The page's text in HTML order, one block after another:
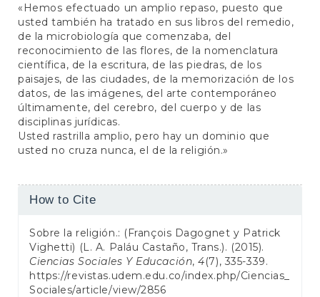
«Hemos efectuado un amplio repaso, puesto que
usted también ha tratado en sus libros del remedio,
de la microbiología que comenzaba, del
reconocimiento de las flores, de la nomenclatura
científica, de la escritura, de las piedras, de los
paisajes, de las ciudades, de la memorización de los
datos, de las imágenes, del arte contemporáneo
últimamente, del cerebro, del cuerpo y de las
disciplinas jurídicas.
Usted rastrilla amplio, pero hay un dominio que
usted no cruza nunca, el de la religión.»
Article
How to Cite
Sobre la religión.: (François Dagognet y Patrick
Vighetti) (L. A. Paláu Castaño, Trans.). (2015).
Ciencias Sociales Y Educación,4(7), 335-339.
https://revistas.udem.edu.co/index.php/Ciencias_
Sociales/article/view/2856